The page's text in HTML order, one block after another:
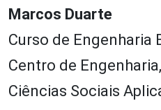
Marcos Duarte
Curso de Engenharia
Centro de
Ciências Sociais